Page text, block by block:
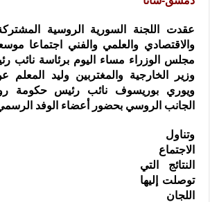
عقدت اللجنة السورية الروسية
والاقتصادي والعلمي والفني اجتماعا
مجلس الوزراء مساء اليوم برئاسة نائب
وزير الخارجية والمغتربين وليد
ويوري بوريسوف نائب رئيس حكومة
الجانب الروسي بحضور أعضاء الوفد
وتناول
الاجتماع
النتائج التي
توصلت إليها
اللجان